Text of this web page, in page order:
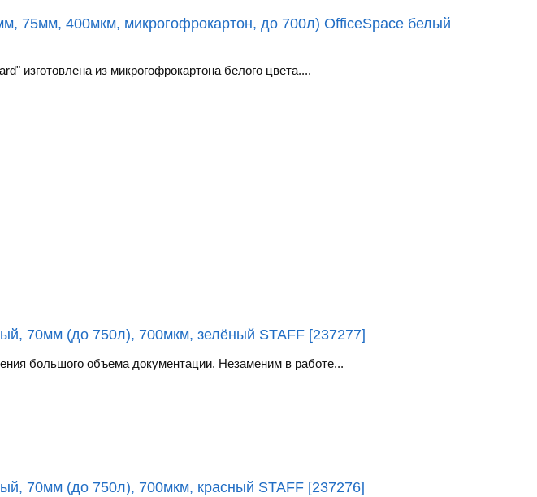
75мм, 400мкм, микрогофрокартон, до 700л) OfficeSpace белый
изготовлена из микрогофрокартона белого цвета....
70мм (до 750л), 700мкм, зелёный STAFF [237277]
большого объема документации. Незаменим в работе...
70мм (до 750л), 700мкм, красный STAFF [237276]